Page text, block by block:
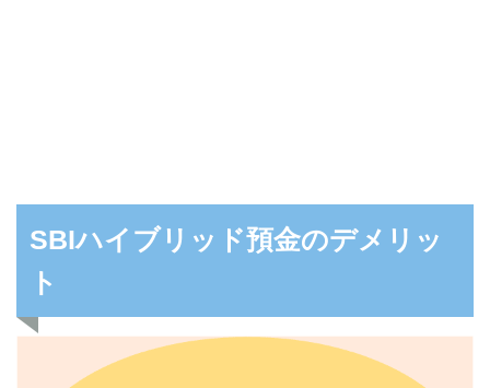
SBIハイブリッド預金のデメリッ
ト